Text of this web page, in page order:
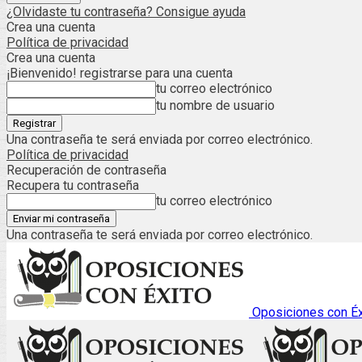
¿Olvidaste tu contraseña? Consigue ayuda
Crea una cuenta
Política de privacidad
Crea una cuenta
¡Bienvenido! registrarse para una cuenta
tu correo electrónico
tu nombre de usuario
Una contraseña te será enviada por correo electrónico.
Política de privacidad
Recuperación de contraseña
Recupera tu contraseña
tu correo electrónico
Una contraseña te será enviada por correo electrónico.
Oposiciones con